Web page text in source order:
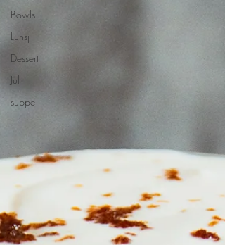
Bowls
Lunsj
Dessert
Jul
suppe